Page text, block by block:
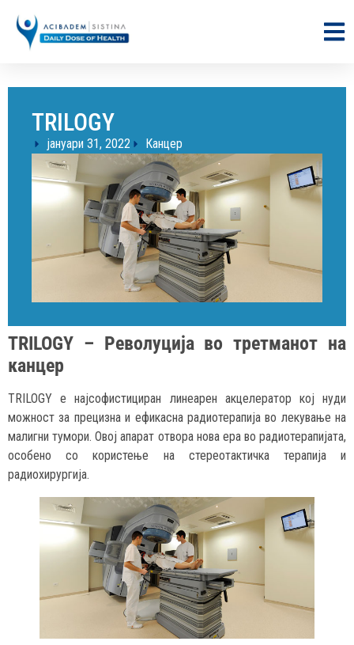
TRILOGY
јануари 31, 2022 Канцер
TRILOGY – Револуција во третманот на
канцер
TRILOGY е најсофистициран линеарен акцелератор кој нуди
можност за прецизна и ефикасна радиотерапија во лекување на
малигни тумори. Овој апарат отвора нова ера во радиотерапијата,
особено со користење на стереотактичка терапија и
радиохирургија.